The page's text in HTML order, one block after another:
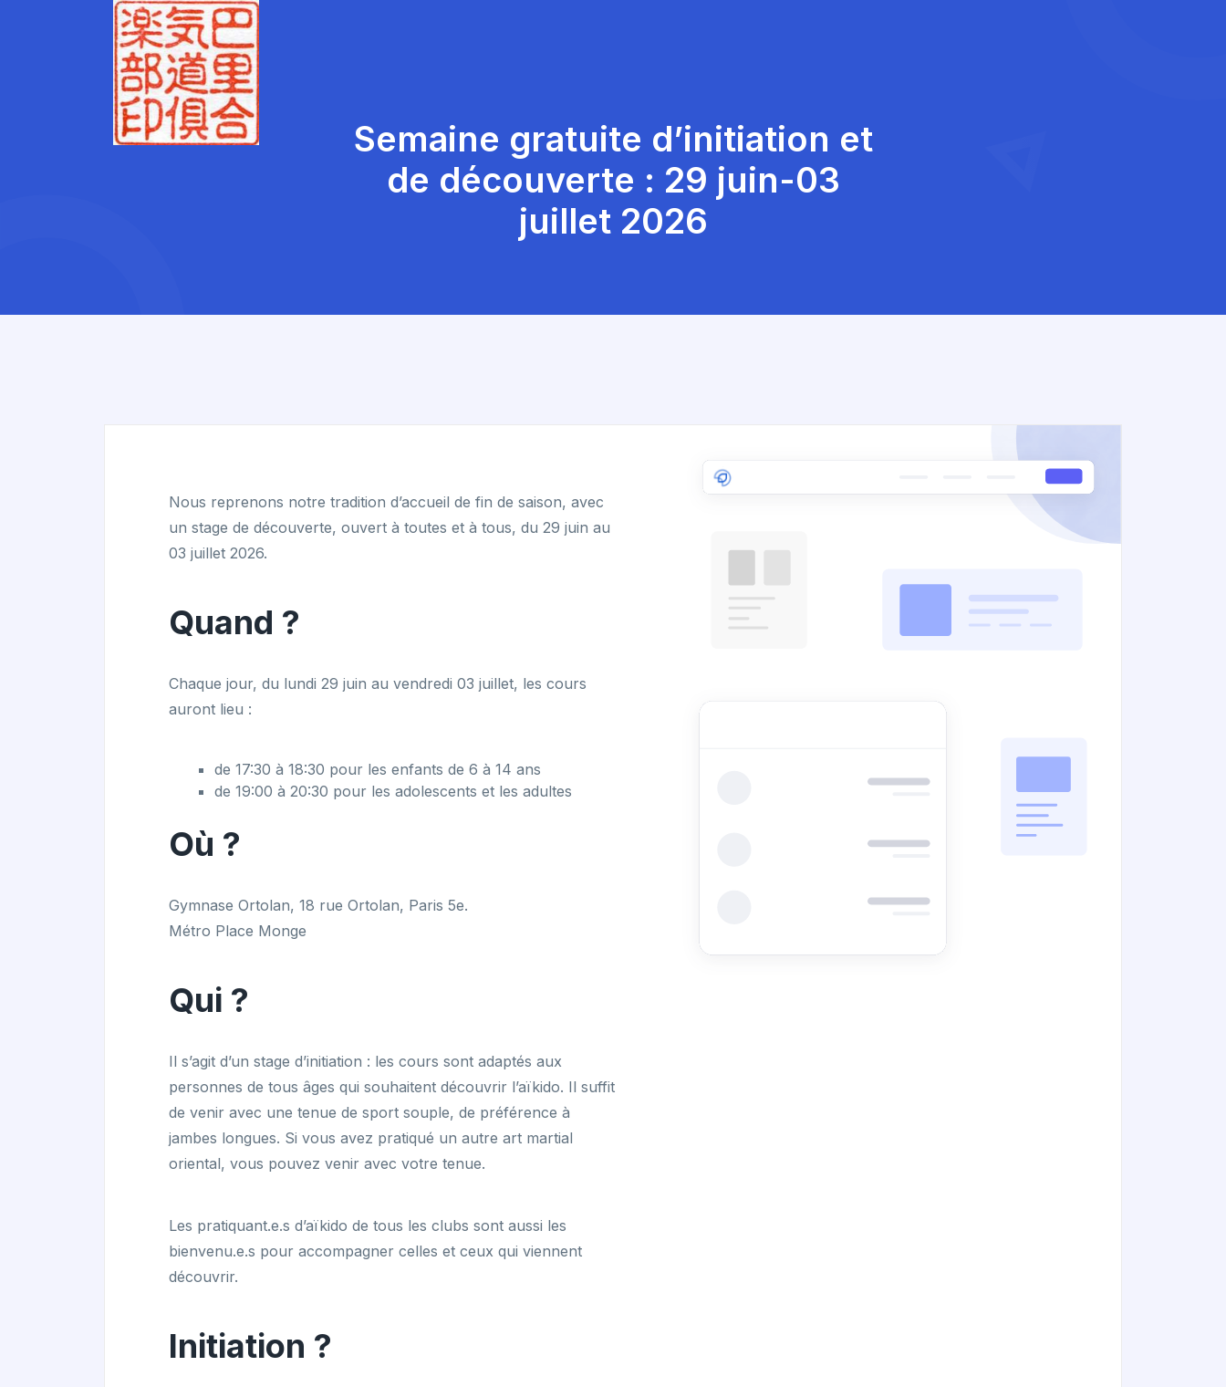
Semaine gratuite d’initiation et
de découverte : 29 juin-03
juillet 2026
Nous reprenons notre tradition d’accueil de fin de saison, avec
un stage de découverte, ouvert à toutes et à tous, du 29 juin au
03 juillet 2026.
Quand ?
Chaque jour, du lundi 29 juin au vendredi 03 juillet, les cours
auront lieu :
de 17:30 à 18:30 pour les enfants de 6 à 14 ans
de 19:00 à 20:30 pour les adolescents et les adultes
Où ?
Gymnase Ortolan, 18 rue Ortolan, Paris 5e.
Métro Place Monge
Qui ?
Il s’agit d’un stage d’initiation : les cours sont adaptés aux
personnes de tous âges qui souhaitent découvrir l’aïkido. Il suffit
de venir avec une tenue de sport souple, de préférence à
jambes longues. Si vous avez pratiqué un autre art martial
oriental, vous pouvez venir avec votre tenue.
Les pratiquant.e.s d’aïkido de tous les clubs sont aussi les
bienvenu.e.s pour accompagner celles et ceux qui viennent
découvrir.
Initiation ?